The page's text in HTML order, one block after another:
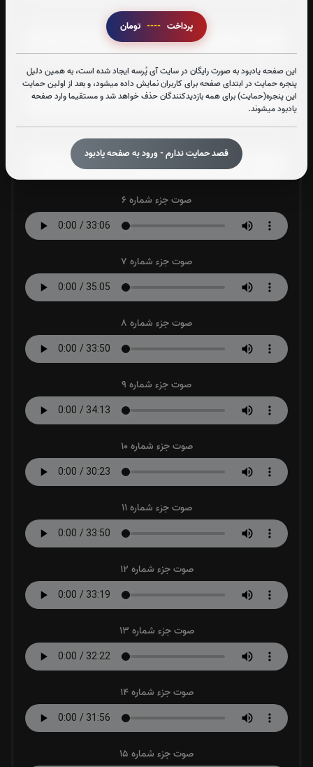
پرداخت ----
این صفحه یادبود به صورت رایگان در سایت آی پُرسه ایجاد شده است، به همین دلیل
پنجره حمایت در ابتدای صفحه برای کاربران نمایش داده میشود، و بعد از اولین حمایت
این پنجره(حمایت) برای همه بازدیدکنندگان حذف خواهد شد و مستقیما وارد صفحه
یادبود میشوند.
قصد حمایت ندارم - ورود به صفحه یادبود
صوت جزء شماره 3
صوت جزء شماره 4
صوت جزء شماره 5
صوت جزء شماره 6
صوت جزء شماره 7
صوت جزء شماره 8
صوت جزء شماره 9
صوت جزء شماره 10
صوت جزء شماره 11
صوت جزء شماره 12
صوت جزء شماره 13
صوت جزء شماره 14
صوت جزء شماره 15